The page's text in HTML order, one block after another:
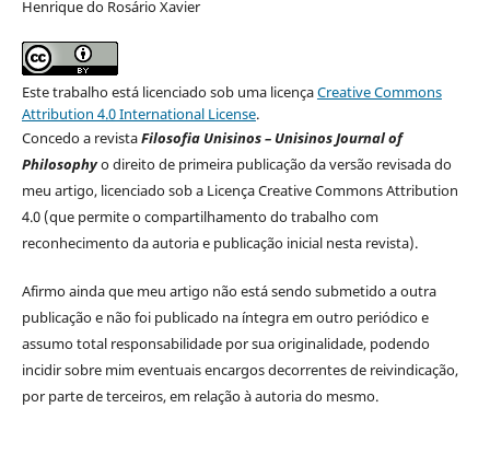
Henrique do Rosário Xavier
Este trabalho está licenciado sob uma licençaCreative Commons
Attribution 4.0 International License.
Concedo a revistaFilosofia Unisinos – Unisinos Journal of
Philosophyo direito de primeira publicação da versão revisada do
meu artigo, licenciado sob a Licença Creative Commons Attribution
4.0 (que permite o compartilhamento do trabalho com
reconhecimento da autoria e publicação inicial nesta revista).
Afirmo ainda que meu artigo não está sendo submetido a outra
publicação e não foi publicado na íntegra em outro periódico e
assumo total responsabilidade por sua originalidade, podendo
incidir sobre mim eventuais encargos decorrentes de reivindicação,
por parte de terceiros, em relação à autoria do mesmo.